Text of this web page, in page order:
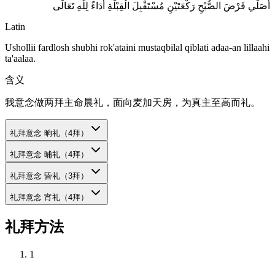
أُصَلِّي فَرْضَ الصُّبْحِ رَكْعَتَيْنِ مُسْتَقْبِلَ الْقِبْلَةِ أَدَاءً لِلَّهِ تَعَالَى
Latin
Ushollii fardlosh shubhi rok'ataini mustaqbilal qiblati adaa-an lillaahi
ta'aalaa.
含义
我意念做两拜主命晨礼，面向麦加天房，为真主至高而礼。
礼拜意念 晌礼（4拜）
礼拜意念 晡礼（4拜）
礼拜意念 昏礼（3拜）
礼拜意念 宵礼（4拜）
礼拜方法
1